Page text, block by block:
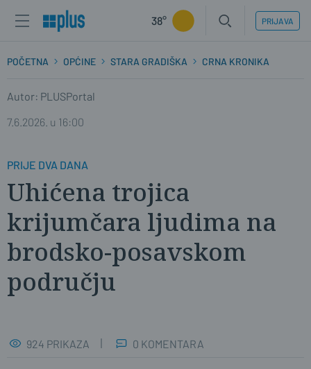
38° PRIJAVA
POČETNA OPĆINE STARA GRADIŠKA CRNA KRONIKA
Autor: PLUSPortal
7.6.2026. u 16:00
PRIJE DVA DANA
Uhićena trojica
krijumčara ljudima na
brodsko-posavskom
području
924 PRIKAZA 0 KOMENTARA